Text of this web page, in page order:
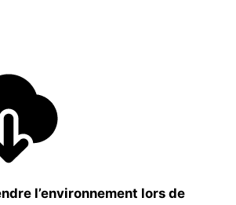
l’environnement lors de